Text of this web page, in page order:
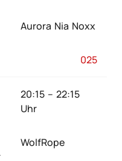
Aurora Nia Noxx
025
20:15 – 22:15
Uhr
WolfRope